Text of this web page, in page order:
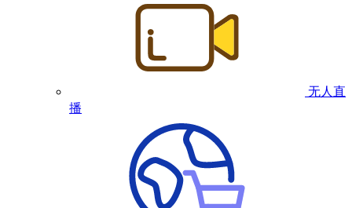
无人直
播